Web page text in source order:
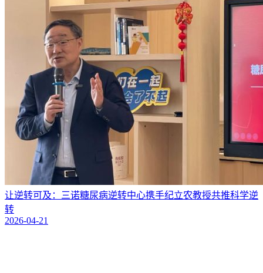
让逆转可及：三诺糖尿病逆转中心携手纪立农教授共推科学逆
转
2026-04-21